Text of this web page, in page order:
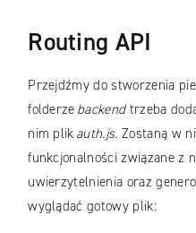
Routing API
Przejdźmy do stworzenia
folderze backend trzeba
nim plik auth.js. Zostaną w
funkcjonalności związane z
uwierzytelnienia oraz
wyglądać gotowy plik: